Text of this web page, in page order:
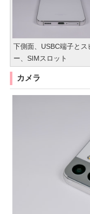
下側面、USBC端子とス
ー、SIMスロット
カメラ